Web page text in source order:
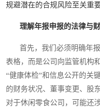
规避潜在的合规风险至关重要
理解年报申报的法律与
首先，我们必须明确年报
表格，而是公司向监管机构
“健康体检”和信息公开的关
的财务状况、董事变更、股
对于休闲零食公司，可能还